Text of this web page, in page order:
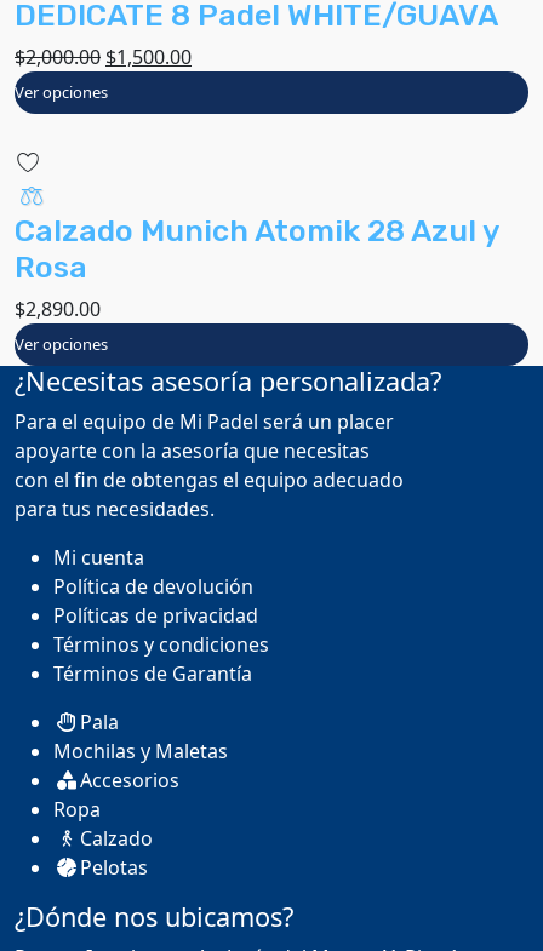
DEDICATE 8 Padel WHITE/GUAVA
$2,000.00 $1,500.00
Ver opciones
Calzado Munich Atomik 28 Azul y
Rosa
$2,890.00
Ver opciones
¿Necesitas asesoría personalizada?
Para el equipo de Mi Padel será un placer
apoyarte con la asesoría que necesitas
con el fin de obtengas el equipo adecuado
para tus necesidades.
Mi cuenta
Política de devolución
Políticas de privacidad
Términos y condiciones
Términos de Garantía
Pala
Mochilas y Maletas
Accesorios
Ropa
Calzado
Pelotas
¿Dónde nos ubicamos?